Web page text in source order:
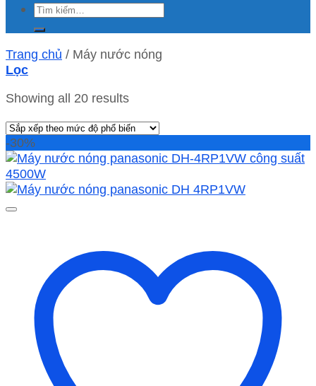
Tìm
kiếm:
Trang chủ / Máy nước nóng
Lọc
Showing all 20 results
-30%